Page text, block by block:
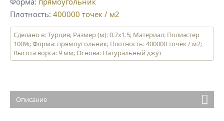
Плотность 400000 точек / м2
Сделано в: Турция; Размер (м): 0.7x1.5; Материал: Полиэстер
100%; Форма: прямоугольник; Плотность: 400000 точек / м2;
Высота ворса: 9 мм; Основа: Натуральный джут
Описание